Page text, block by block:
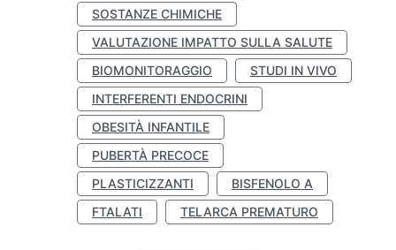
SOSTANZE CHIMICHE
VALUTAZIONE IMPATTO SULLA SALUTE
BIOMONITORAGGIO
STUDI IN VIVO
INTERFERENTI ENDOCRINI
OBESITÀ INFANTILE
PUBERTÀ PRECOCE
PLASTICIZZANTI
BISFENOLO A
FTALATI
TELARCA PREMATURO